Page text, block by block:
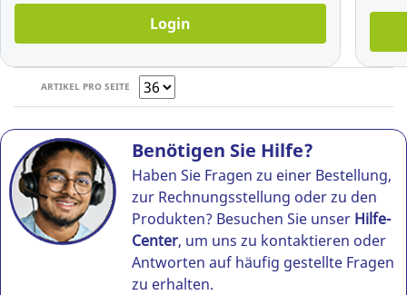
Login
ARTIKEL PRO SEITE
Benötigen Sie Hilfe?
Haben Sie Fragen zu einer Bestellung,
zur Rechnungsstellung oder zu den
Produkten? Besuchen Sie unser Hilfe-
Center, um uns zu kontaktieren oder
Antworten auf häufig gestellte Fragen
zu erhalten.